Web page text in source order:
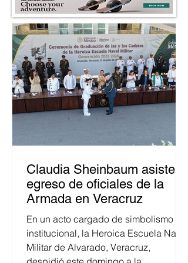
Claudia Sheinbaum asiste a
egreso de oficiales de la
Armada en Veracruz
En un acto cargado de simbolismo
institucional, la Heroica Escuela Naval
Militar de Alvarado, Veracruz,